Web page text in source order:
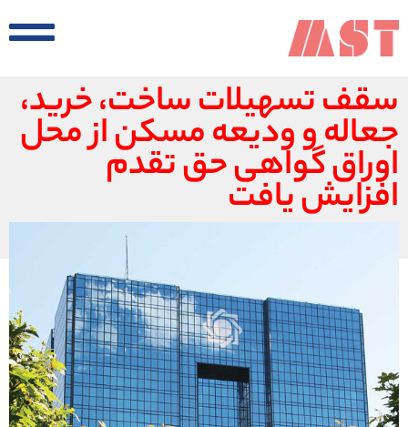
سقف تسهیلات ساخت، خرید،
جعاله و ودیعه مسکن از محل
اوراق گواهی حق تقدم
افزایش یافت